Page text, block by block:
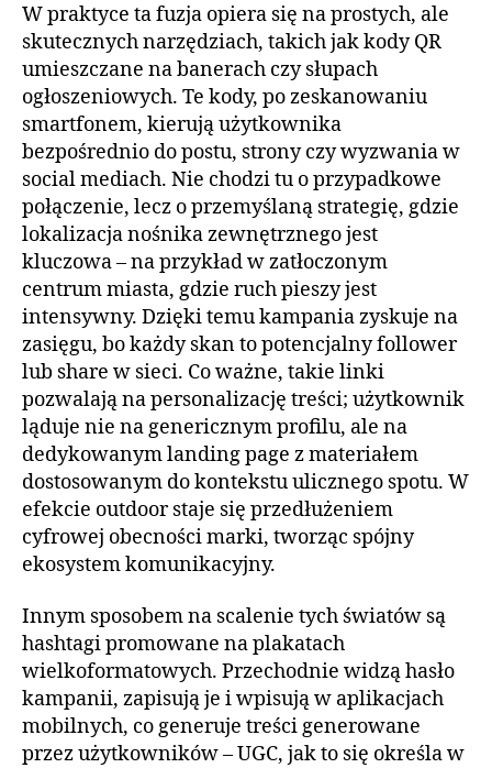
W praktyce ta fuzja opiera się na prostych, ale
skutecznych narzędziach, takich jak kody QR
umieszczane na banerach czy słupach
ogłoszeniowych. Te kody, po zeskanowaniu
smartfonem, kierują użytkownika
bezpośrednio do postu, strony czy wyzwania w
social mediach. Nie chodzi tu o przypadkowe
połączenie, lecz o przemyślaną strategię, gdzie
lokalizacja nośnika zewnętrznego jest
kluczowa – na przykład w zatłoczonym
centrum miasta, gdzie ruch pieszy jest
intensywny. Dzięki temu kampania zyskuje na
zasięgu, bo każdy skan to potencjalny follower
lub share w sieci. Co ważne, takie linki
pozwalają na personalizację treści; użytkownik
ląduje nie na genericznym profilu, ale na
dedykowanym landing page z materiałem
dostosowanym do kontekstu ulicznego spotu. W
efekcie outdoor staje się przedłużeniem
cyfrowej obecności marki, tworząc spójny
ekosystem komunikacyjny.
Innym sposobem na scalenie tych światów są
hashtagi promowane na plakatach
wielkoformatowych. Przechodnie widzą hasło
kampanii, zapisują je i wpisują w aplikacjach
mobilnych, co generuje treści generowane
przez użytkowników – UGC, jak to się określa w